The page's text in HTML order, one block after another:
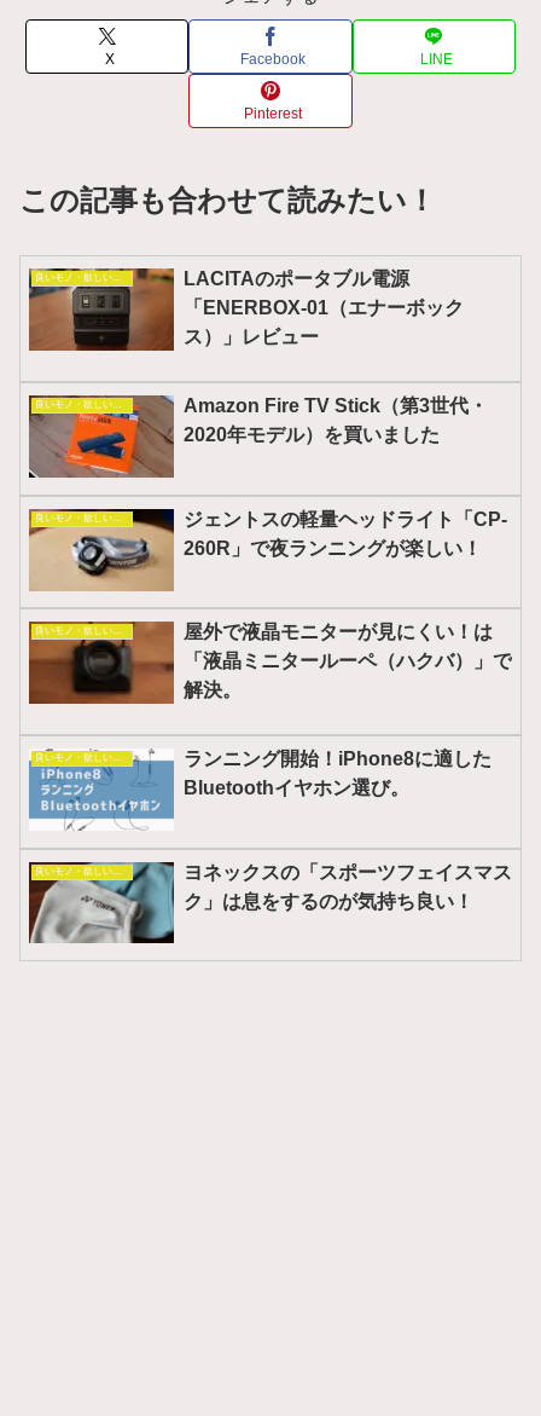
X Facebook LINE
Pinterest
この記事も合わせて読みたい！
良いモノ・欲しいモノ
LACITAのポータブル電源
「ENERBOX-01（エナーボック
ス）」レビュー
良いモノ・欲しいモノ
Amazon Fire TV Stick（第3世代・
2020年モデル）を買いました
良いモノ・欲しいモノ
ジェントスの軽量ヘッドライト「CP-
260R」で夜ランニングが楽しい！
良いモノ・欲しいモノ
屋外で液晶モニターが見にくい！は
「液晶ミニタールーペ（ハクバ）」で
解決。
良いモノ・欲しいモノ
ランニング開始！iPhone8に適した
Bluetoothイヤホン選び。
良いモノ・欲しいモノ
ヨネックスの「スポーツフェイスマス
ク」は息をするのが気持ち良い！